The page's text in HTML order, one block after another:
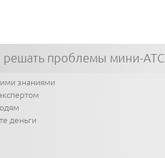
решать проблемы мини-АТС
знаниями
деньги